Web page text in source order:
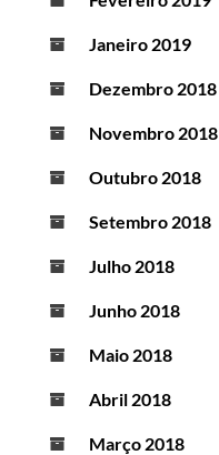
Janeiro 2019
Dezembro 2018
Novembro 2018
Outubro 2018
Setembro 2018
Julho 2018
Junho 2018
Maio 2018
Abril 2018
Março 2018